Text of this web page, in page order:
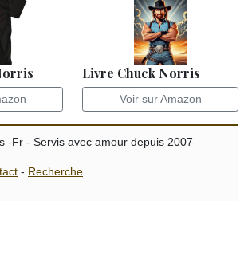
Livre Chuck Norris
Voir sur Amazon
-Fr - Servis avec amour depuis 2007
- Recherche